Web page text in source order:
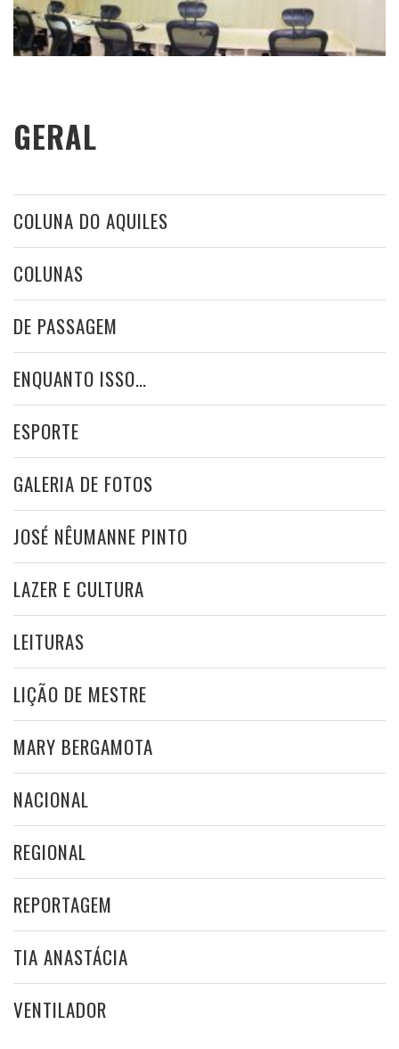
GERAL
COLUNA DO AQUILES
COLUNAS
DE PASSAGEM
ENQUANTO ISSO…
ESPORTE
GALERIA DE FOTOS
JOSÉ NÊUMANNE PINTO
LAZER E CULTURA
LEITURAS
LIÇÃO DE MESTRE
MARY BERGAMOTA
NACIONAL
REGIONAL
REPORTAGEM
TIA ANASTÁCIA
VENTILADOR